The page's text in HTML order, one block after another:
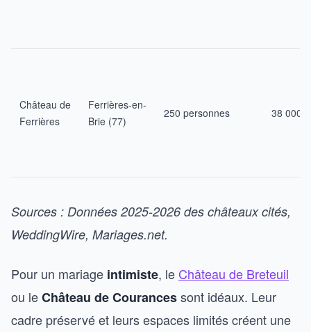
Château de
Ferrières
Ferrières-en-
Brie (77)
250 personnes 38 000
Sources : Données 2025-2026 des châteaux cités,
WeddingWire, Mariages.net.
Pour un mariage intimiste, le Château de Breteuil
ou leChâteau de Courancessont idéaux. Leur
cadre préservé et leurs espaces limités créent une